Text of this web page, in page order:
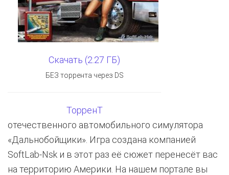
Скачать (2.27 ГБ)
БЕЗ торрента через DS
ТорренТ
отечественного автомобильного симулятора
«Дальнобойщики». Игра создана компанией
SoftLab-Nsk и в этот раз её сюжет перенесёт вас
на территорию Америки. На нашем портале вы